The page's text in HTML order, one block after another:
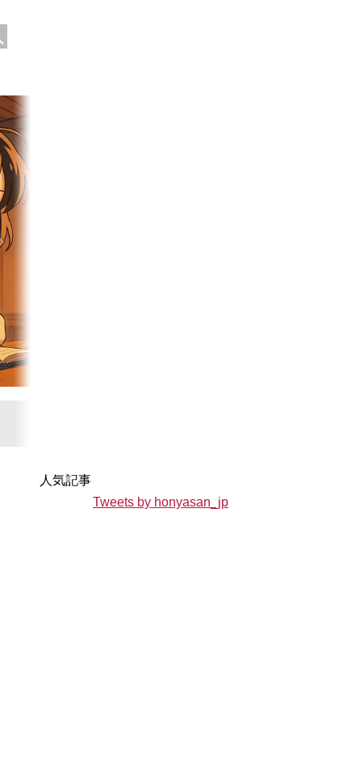
人気記事
Tweets by honyasan_jp